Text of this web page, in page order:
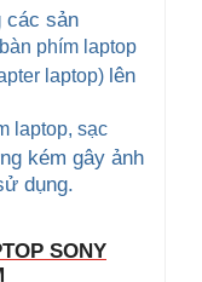
các sản
phím laptop
laptop) lên
laptop, sạc
kém gây ảnh
dụng.
SONY